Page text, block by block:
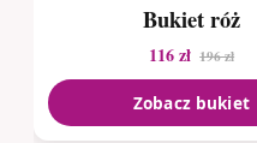
Bukiet róż
116 zł 196 zł
Zobacz bukiet